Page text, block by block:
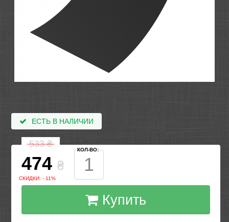
ЕСТЬ В НАЛИЧИИ
533₴
474 ₴
СКИДКИ: - 11%
КОЛ-ВО:
Купить